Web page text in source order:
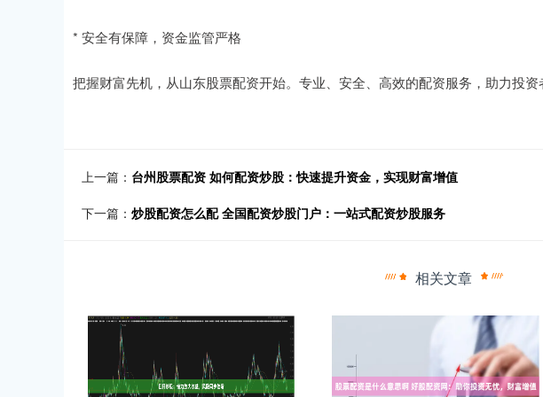
* 安全有保障，资金监管严格
把握财富先机，从山东股票配资开始。专业、安全、高效的配资服务，助力投资
上一篇： 台州股票配资 如何配资炒股：快速提升资金，实现财富增值
下一篇： 炒股配资怎么配 全国配资炒股门户：一站式配资炒股服务
相关文章